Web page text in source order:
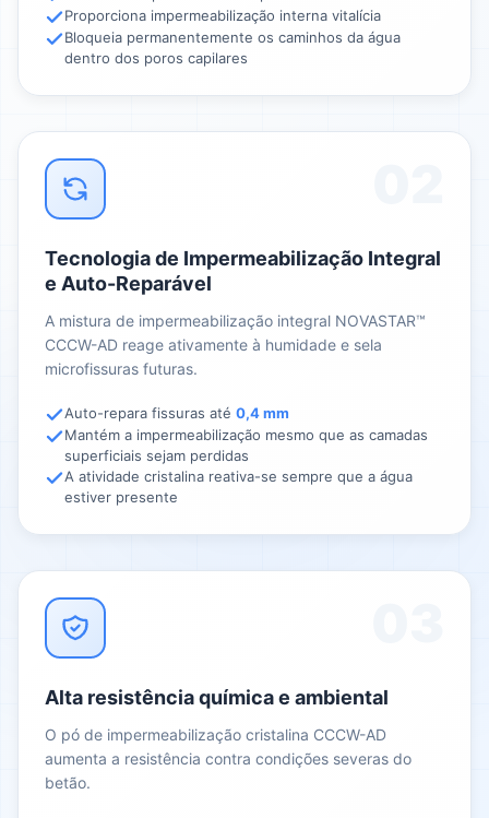
Proporciona impermeabilização interna vitalícia
Bloqueia permanentemente os caminhos da água
dentro dos poros capilares
Tecnologia de Impermeabilização Integral
e Auto-Reparável
A mistura de impermeabilização integral NOVASTAR™
CCCW-AD reage ativamente à humidade e sela
microfissuras futuras.
Auto-repara fissuras até 0,4 mm
Mantém a impermeabilização mesmo que as camadas
superficiais sejam perdidas
A atividade cristalina reativa-se sempre que a água
estiver presente
Alta resistência química e ambiental
O pó de impermeabilização cristalina CCCW-AD
aumenta a resistência contra condições severas do
betão.